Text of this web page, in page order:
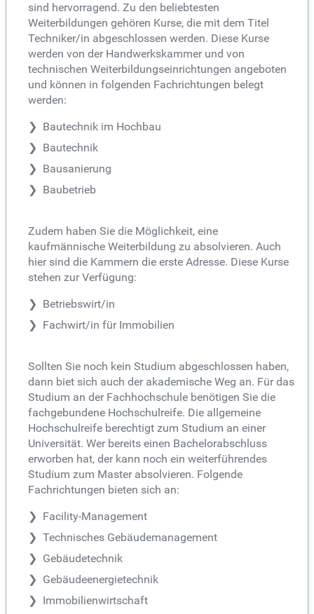
sind hervorragend. Zu den beliebtesten
Weiterbildungen gehören Kurse, die mit dem Titel
Techniker/in abgeschlossen werden. Diese Kurse
werden von der Handwerkskammer und von
technischen Weiterbildungseinrichtungen angeboten
und können in folgenden Fachrichtungen belegt
werden:
Bautechnik im Hochbau
Bautechnik
Bausanierung
Baubetrieb
Zudem haben Sie die Möglichkeit, eine
kaufmännische Weiterbildung zu absolvieren. Auch
hier sind die Kammern die erste Adresse. Diese Kurse
stehen zur Verfügung:
Betriebswirt/in
Fachwirt/in für Immobilien
Sollten Sie noch kein Studium abgeschlossen haben,
dann biet sich auch der akademische Weg an. Für das
Studium an der Fachhochschule benötigen Sie die
fachgebundene Hochschulreife. Die allgemeine
Hochschulreife berechtigt zum Studium an einer
Universität. Wer bereits einen Bachelorabschluss
erworben hat, der kann noch ein weiterführendes
Studium zum Master absolvieren. Folgende
Fachrichtungen bieten sich an:
Facility-Management
Technisches Gebäudemanagement
Gebäudetechnik
Gebäudeenergietechnik
Immobilienwirtschaft